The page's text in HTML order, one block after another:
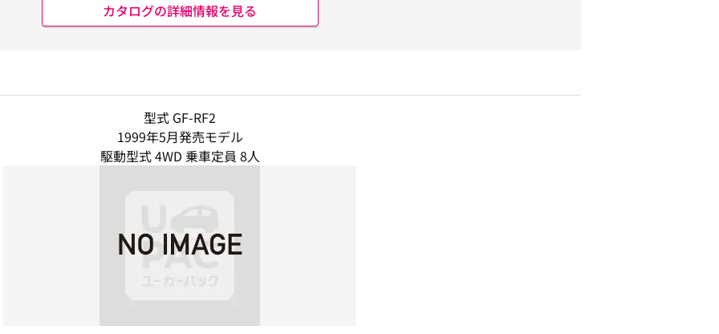
カタログの詳細情報を見る
型式 GF-RF2
1999年5月発売モデル
駆動型式 4WD 乗車定員 8人